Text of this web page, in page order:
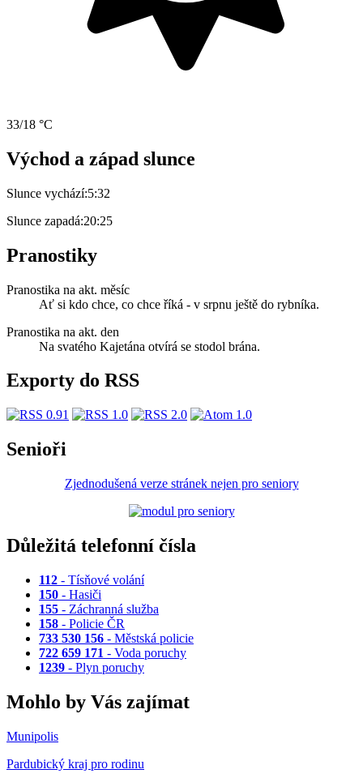
33/18 °C
Východ a západ slunce
Slunce vychází:5:32
Slunce zapadá:20:25
Pranostiky
Pranostika na akt. měsíc
Ať si kdo chce, co chce říká - v srpnu ještě do rybníka.
Pranostika na akt. den
Na svatého Kajetána otvírá se stodol brána.
Exporty do RSS
Senioři
Zjednodušená verze stránek nejen pro seniory
Důležitá telefonní čísla
112 - Tísňové volání
150 - Hasiči
155 - Záchranná služba
158 - Policie ČR
733 530 156 - Městská policie
722 659 171 - Voda poruchy
1239 - Plyn poruchy
Mohlo by Vás zajímat
Munipolis
Pardubický kraj pro rodinu